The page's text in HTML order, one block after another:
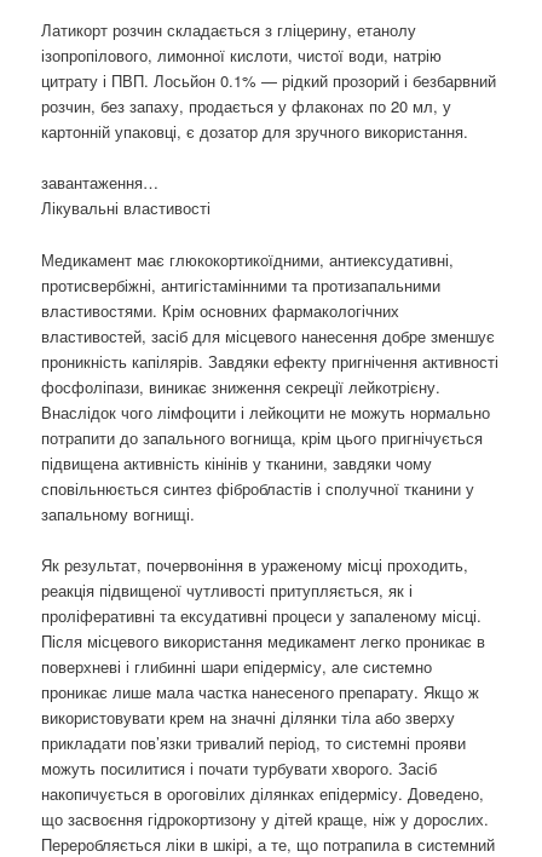
Латикорт розчин складається з гліцерину, етанолу
ізопропілового, лимонної кислоти, чистої води, натрію
цитрату і ПВП. Лосьйон 0.1% — рідкий прозорий і безбарвний
розчин, без запаху, продається у флаконах по 20 мл, у
картонній упаковці, є дозатор для зручного використання.
завантаження…
Лікувальні властивості
Медикамент має глюкокортикоїдними, антиексудативні,
протисвербіжні, антигістамінними та протизапальними
властивостями. Крім основних фармакологічних
властивостей, засіб для місцевого нанесення добре зменшує
проникність капілярів. Завдяки ефекту пригнічення активності
фосфоліпази, виникає зниження секреції лейкотрієну.
Внаслідок чого лімфоцити і лейкоцити не можуть нормально
потрапити до запального вогнища, крім цього пригнічується
підвищена активність кінінів у тканини, завдяки чому
сповільнюється синтез фібробластів і сполучної тканини у
запальному вогнищі.
Як результат, почервоніння в ураженому місці проходить,
реакція підвищеної чутливості притупляється, як і
проліферативні та ексудативні процеси у запаленому місці.
Після місцевого використання медикамент легко проникає в
поверхневі і глибинні шари епідермісу, але системно
проникає лише мала частка нанесеного препарату. Якщо ж
використовувати крем на значні ділянки тіла або зверху
прикладати пов’язки тривалий період, то системні прояви
можуть посилитися і почати турбувати хворого. Засіб
накопичується в ороговілих ділянках епідермісу. Доведено,
що засвоєння гідрокортизону у дітей краще, ніж у дорослих.
Переробляється ліки в шкірі, а те, що потрапила в системний